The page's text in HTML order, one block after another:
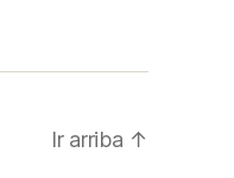
Ir arriba ↑